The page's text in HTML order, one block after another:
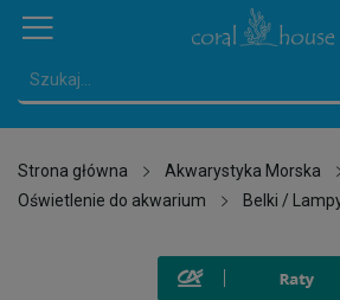
Strona główna
Akwarystyka Morska
Oświetlenie do akwarium
Belki /